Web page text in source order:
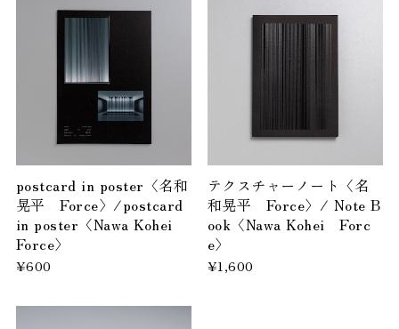
postcard in poster〈名和
晃平 Force〉/postcard
in poster〈Nawa Kohei
Force〉
¥600
テクスチャーノート〈名
和晃平 Force〉/ Note B
ook〈Nawa Kohei Forc
e〉
¥1,600